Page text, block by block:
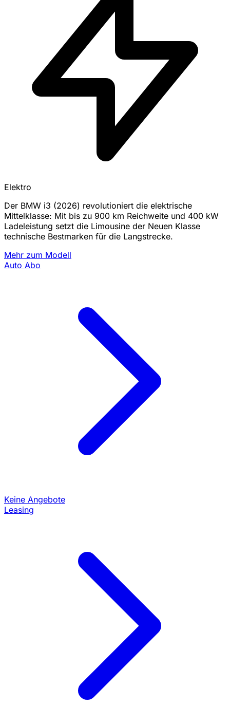
Elektro
Der BMW i3 (2026) revolutioniert die elektrische
Mittelklasse: Mit bis zu 900 km Reichweite und 400 kW
Ladeleistung setzt die Limousine der Neuen Klasse
technische Bestmarken für die Langstrecke.
Mehr zum Modell
Auto Abo
Keine Angebote
Leasing